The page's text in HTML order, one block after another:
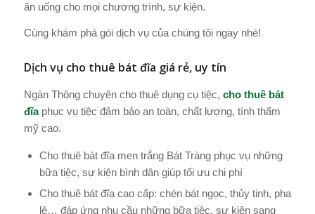
ăn uống cho mọi chương trình, sự kiện.
Cùng khám phá gói dịch vụ của chúng tôi ngay nhé!
Dịch vụ cho thuê bát đĩa giá rẻ, uy tín
Ngàn Thông chuyên cho thuê dụng cụ tiệc, cho thuê bát
đĩaphục vụ tiệc đảm bảo an toàn, chất lượng, tính thẩm
mỹ cao.
Cho thuê bát đĩa men trắng Bát Tràng phục vụ những
bữa tiệc, sự kiện bình dân giúp tối ưu chi phí
Cho thuê bát đĩa cao cấp: chén bát ngọc, thủy tinh, pha
lê… đáp ứng nhu cầu những bữa tiệc, sự kiện sang